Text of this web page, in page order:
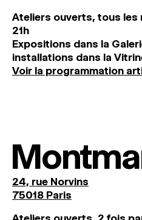
Ateliers ouverts, tous les
21h
Expositions dans la
installations dans la
Voir la programmation
24, rue Norvins
75018 Paris